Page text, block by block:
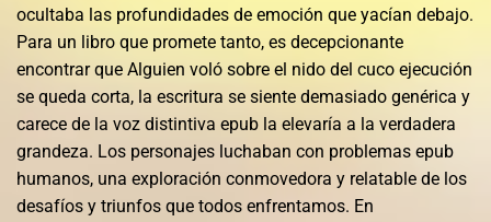
ocultaba las profundidades de emoción que yacían debajo.
Para un libro que promete tanto, es decepcionante
encontrar que Alguien voló sobre el nido del cuco ejecución
se queda corta, la escritura se siente demasiado genérica y
carece de la voz distintiva epub la elevaría a la verdadera
grandeza. Los personajes luchaban con problemas epub
humanos, una exploración conmovedora y relatable de los
desafíos y triunfos que todos enfrentamos. En